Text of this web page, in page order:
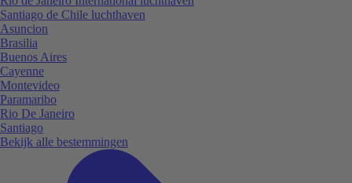
Santiago de Chile luchthaven
Asuncion
Brasilia
Buenos Aires
Cayenne
Montevideo
Paramaribo
Rio De Janeiro
Santiago
Bekijk alle bestemmingen